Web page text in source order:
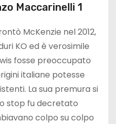
Maccarinelli 1
McKenzie nel 2012,
KO ed è verosimile
fosse preoccupato
italiane potesse
La sua premura si
stop fu decretato
colpo su colpo